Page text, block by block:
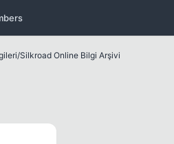
/Silkroad Online Bilgi Arşivi